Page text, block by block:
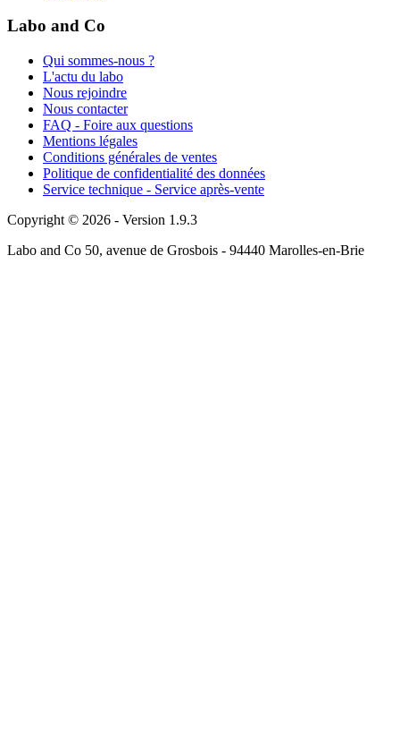
Labo and Co
Qui sommes-nous ?
L'actu du labo
Nous rejoindre
Nous contacter
FAQ - Foire aux questions
Mentions légales
Conditions générales de ventes
Politique de confidentialité des données
Service technique - Service après-vente
Copyright © 2026 - Version 1.9.3
Labo and Co 50, avenue de Grosbois - 94440 Marolles-en-Brie